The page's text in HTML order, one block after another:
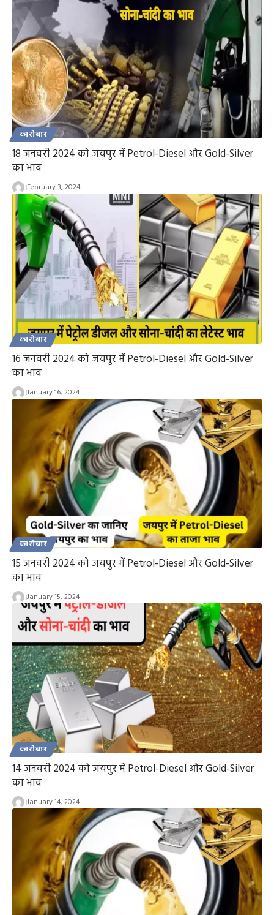
कारोबार
18 जनवरी 2024 को जयपुर में Petrol-Diesel और Gold-Silver
का भाव
February 3, 2024
कारोबार
16 जनवरी 2024 को जयपुर में Petrol-Diesel और Gold-Silver
का भाव
January 16, 2024
कारोबार
15 जनवरी 2024 को जयपुर में Petrol-Diesel और Gold-Silver
का भाव
January 15, 2024
कारोबार
14 जनवरी 2024 को जयपुर में Petrol-Diesel और Gold-Silver
का भाव
January 14, 2024